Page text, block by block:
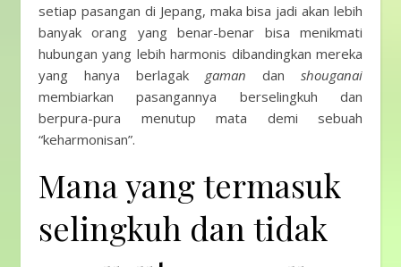
setiap pasangan di Jepang, maka bisa jadi akan lebih
banyak orang yang benar-benar bisa menikmati
hubungan yang lebih harmonis dibandingkan mereka
yang hanya berlagak gaman dan shouganai
membiarkan pasangannya berselingkuh dan
berpura-pura menutup mata demi sebuah
“keharmonisan”.
Mana yang termasuk
selingkuh dan tidak